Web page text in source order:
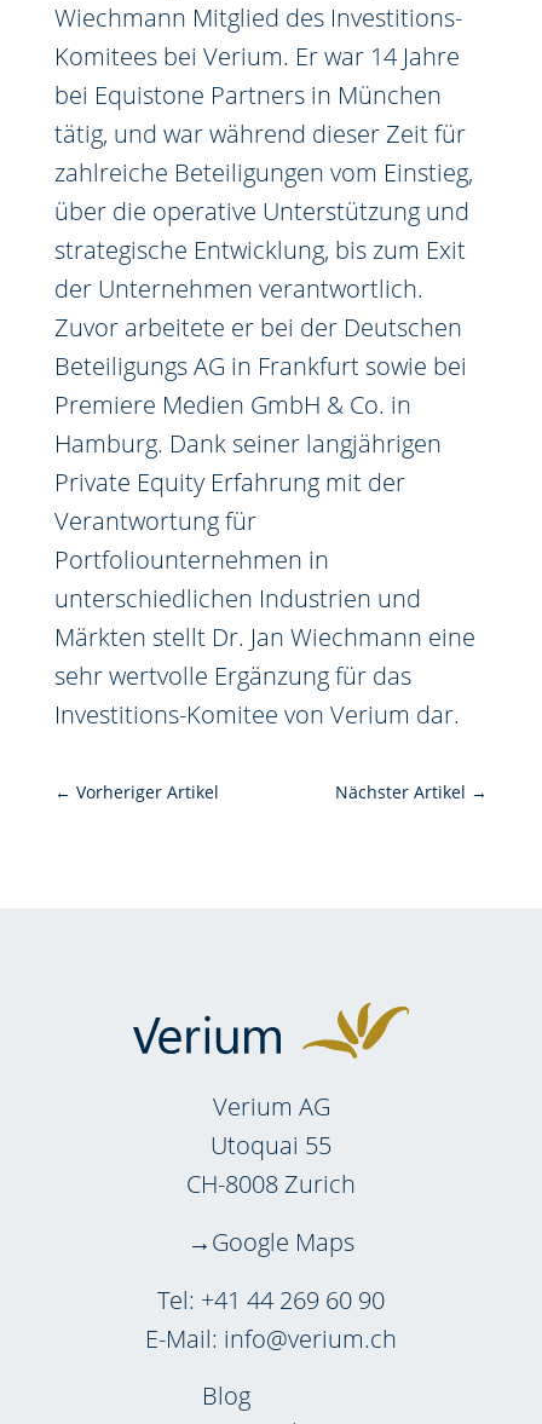
Wiechmann Mitglied des Investitions-
Komitees bei Verium. Er war 14 Jahre
bei Equistone Partners in München
tätig, und war während dieser Zeit für
zahlreiche Beteiligungen vom Einstieg,
über die operative Unterstützung und
strategische Entwicklung, bis zum Exit
der Unternehmen verantwortlich.
Zuvor arbeitete er bei der Deutschen
Beteiligungs AG in Frankfurt sowie bei
Premiere Medien GmbH & Co. in
Hamburg. Dank seiner langjährigen
Private Equity Erfahrung mit der
Verantwortung für
Portfoliounternehmen in
unterschiedlichen Industrien und
Märkten stellt Dr. Jan Wiechmann eine
sehr wertvolle Ergänzung für das
Investitions-Komitee von Verium dar.
← Vorheriger Artikel Nächster Artikel →
Verium AG
Utoquai 55
CH-8008 Zurich
Google Maps
Tel: +41 44 269 60 90
E-Mail: info@verium.ch
Blog